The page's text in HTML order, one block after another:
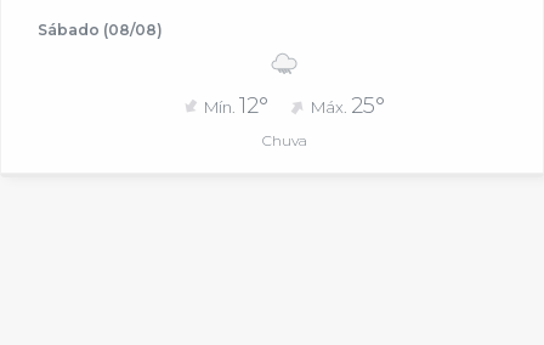
Sábado (08/08)
Mín. 12° Máx. 25°
Chuva